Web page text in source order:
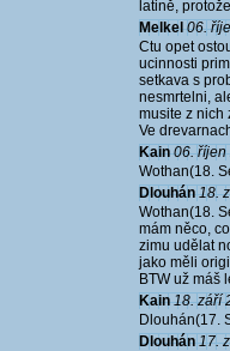
latině,
Melkel 06.
Ctu opet
ucinnosti
setkava s
nesmrtelni,
musite z nich
Ve
Kain 06. říjen
Wothan(18.
Dlouhán 18.
Wothan(18.
mám něco,
zimu udělat
jako měli
BTW už máš
Kain 18. září
Dlouhán(17.
Dlouhán 17.